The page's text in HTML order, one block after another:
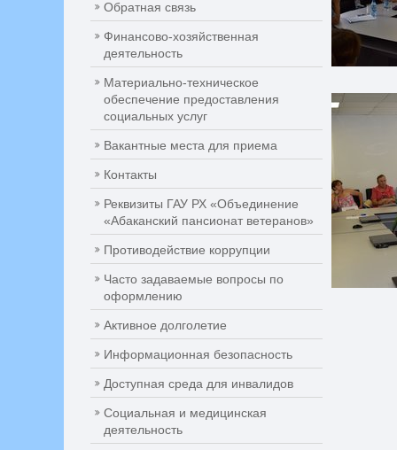
Обратная связь
Финансово-хозяйственная
деятельность
Материально-техническое
обеспечение предоставления
социальных услуг
Вакантные места для приема
Контакты
Реквизиты ГАУ РХ «Объединение
«Абаканский пансионат ветеранов»
Противодействие коррупции
Часто задаваемые вопросы по
оформлению
Активное долголетие
Информационная безопасность
Доступная среда для инвалидов
Социальная и медицинская
деятельность